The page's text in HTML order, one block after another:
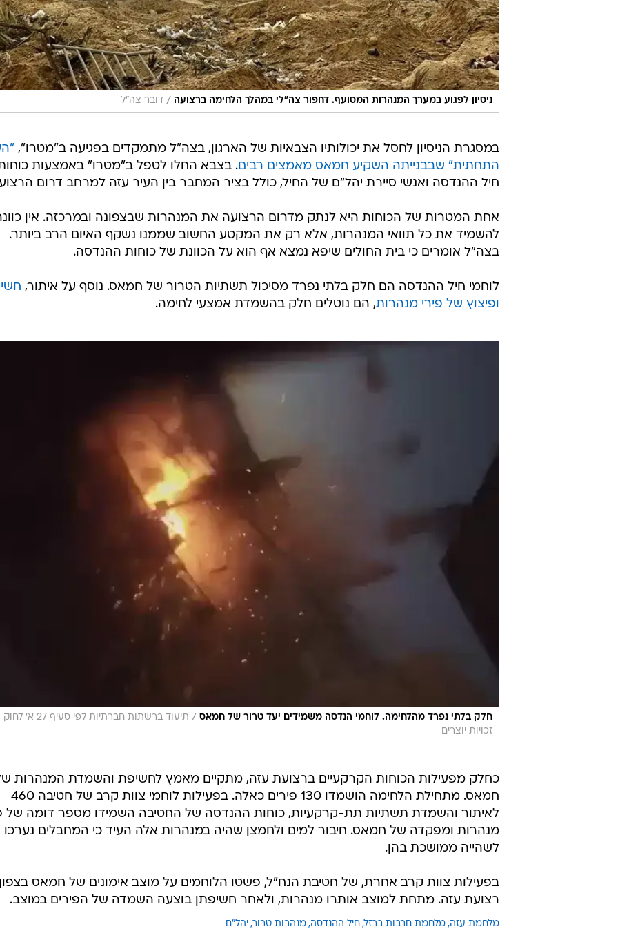
ניסיון לפגוע במערך המנהרות המסועף. דחפור צה"לי במהלך הלחימה ברצועה / דובר צה"ל
במסגרת הניסיון לחסל את יכולותיו הצבאיות של הארגון, בצה"ל מתמקדים בפגיעה ב"מטרו",
התחתית" שבבנייתה השקיע חמאס מאמצים רבים. בצבא החלו לטפל ב"מטרו" באמצעות
חיל ההנדסה ואנשי סיירת יהל"ם של החיל, כולל בציר המחבר בין העיר עזה למרחב דרום
אחת המטרות של הכוחות היא לנתק מדרום הרצועה את המנהרות שבצפונה ובמרכזה. אין
להשמיד את כל תוואי המנהרות, אלא רק את המקטע החשוב שממנו נשקף האיום הרב ביותר.
בצה"ל אומרים כי בית החולים שיפא נמצא אף הוא על הכוונת של כוחות ההנדסה.
לוחמי חיל ההנדסה הם חלק בלתי נפרד מסיכול תשתיות הטרור של חמאס. נוסף על איתור,
ופיצוץ של פירי מנהרות, הם נוטלים חלק בהשמדת אמצעי לחימה.
חלק בלתי נפרד מהלחימה. לוחמי הנדסה משמידים יעד טרור של חמאס /
תיעוד ברשתות חברתיות לפי סעיף 27 א' לחוק
זכויות יוצרים
כחלק מפעילות הכוחות הקרקעיים ברצועת עזה, מתקיים מאמץ לחשיפת והשמדת המנהרות
חמאס. מתחילת הלחימה הושמדו 130 פירים כאלה. בפעילות לוחמי צוות קרב של חטיבה 460
לאיתור והשמדת תשתיות תת-קרקעיות, כוחות ההנדסה של החטיבה השמידו מספר דומה של
מנהרות ומפקדה של חמאס. חיבור למים ולחמצן שהיה במנהרות אלה העיד כי המחבלים נערכו
לשהייה ממושכת בהן.
בפעילות צוות קרב אחרת, של חטיבת הנח"ל, פשטו הלוחמים על מוצב אימונים של חמאס
רצועת עזה. מתחת למוצב אותרו מנהרות, ולאחר חשיפתן בוצעה השמדה של הפירים במוצב.
מלחמת עזה מלחמת חרבות ברזל חיל ההנדסה מנהרות טרור יהל"ם